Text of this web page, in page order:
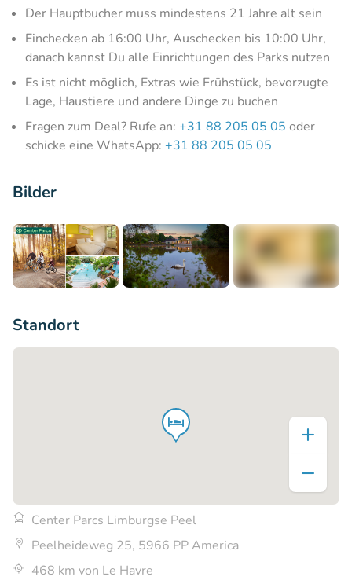
Der Hauptbucher muss mindestens 21 Jahre alt sein
Einchecken ab 16:00 Uhr, Auschecken bis 10:00 Uhr,
danach kannst Du alle Einrichtungen des Parks nutzen
Es ist nicht möglich, Extras wie Frühstück, bevorzugte
Lage, Haustiere und andere Dinge zu buchen
Fragen zum Deal? Rufe an: +31 88 205 05 05 oder
schicke eine WhatsApp: +31 88 205 05 05
Bilder
Standort
Center Parcs Limburgse Peel
Peelheideweg 25, 5966 PP America
468 km von Le Havre